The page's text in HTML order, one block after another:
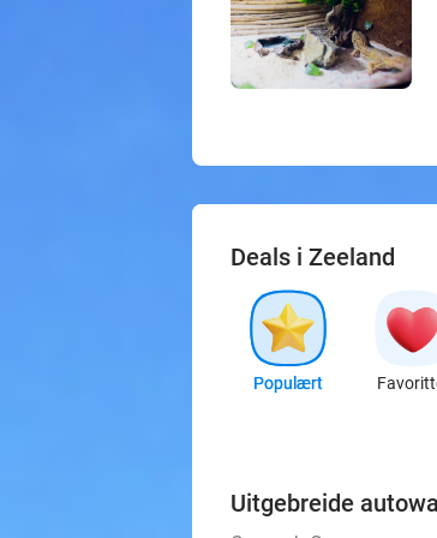
Deals i Zeeland
Populært
Uitgebreide